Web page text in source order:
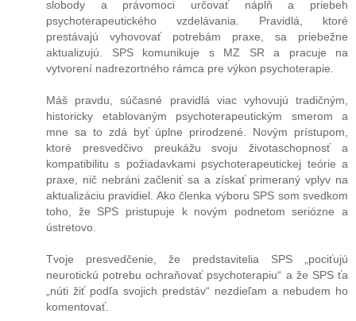
slobody a právomoci určovať náplň a priebeh
psychoterapeutického vzdelávania. Pravidlá, ktoré
prestávajú vyhovovať potrebám praxe, sa priebežne
aktualizujú. SPS komunikuje s MZ SR a pracuje na
vytvorení nadrezortného rámca pre výkon psychoterapie.
Máš pravdu, súčasné pravidlá viac vyhovujú tradičným,
historicky etablovaným psychoterapeutickým smerom a
mne sa to zdá byť úplne prirodzené. Novým prístupom,
ktoré presvedčivo preukážu svoju životaschopnosť a
kompatibilitu s požiadavkami psychoterapeutickej teórie a
praxe, nič nebráni začleniť sa a získať primeraný vplyv na
aktualizáciu pravidiel. Ako členka výboru SPS som svedkom
toho, že SPS pristupuje k novým podnetom seriózne a
ústretovo.
Tvoje presvedčenie, že predstavitelia SPS „pociťujú
neurotickú potrebu ochraňovať psychoterapiu“ a že SPS ťa
„núti žiť podľa svojich predstáv“ nezdieľam a nebudem ho
komentovať.